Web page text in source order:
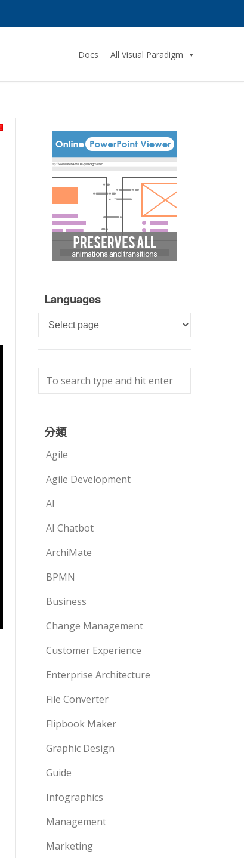
Docs All Visual Paradigm
Languages
Languages
分類
Agile
Agile Development
AI
AI Chatbot
ArchiMate
BPMN
Business
Change Management
Customer Experience
Enterprise Architecture
File Converter
Flipbook Maker
Graphic Design
Guide
Infographics
Management
Marketing